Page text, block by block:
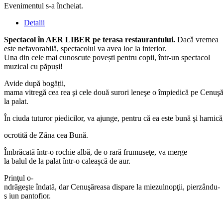
Evenimentul s-a încheiat.
Detalii
Spectacol în AER LIBER pe terasa restaurantului. Dacǎ vremea
este nefavorabilǎ, spectacolul va avea loc la interior.
Una din cele mai cunoscute povești pentru copii, într-un spectacol
muzical cu păpuși!
Avide după bogății,
mama vitregă cea rea şi cele două surori leneşe oîmpiedică pe
la palat.
În ciuda tuturorpiedicilor, va ajunge, pentru că ea este bună şi harnică
ocrotită de Zâna cea Bună.
Îmbrăcată într-o rochie albă, de o rară frumuseţe, va merge
la balul de la palatîntr-o caleașcă de aur.
Prinţul o-
ndrăgeşteîndată, darCenuşăreasa dispare la miezulnopţii, pierzându-
ş iun pantofior.